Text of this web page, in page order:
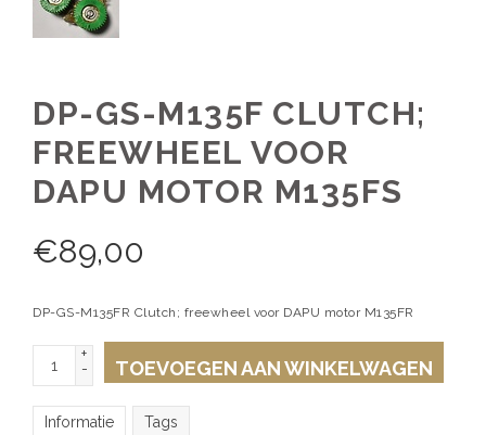
DP-GS-M135F CLUTCH;
FREEWHEEL VOOR
DAPU MOTOR M135FS
€89,00
DP-GS-M135FR Clutch; freewheel voor DAPU motor M135FR
+
-
TOEVOEGEN AAN WINKELWAGEN
Informatie Tags